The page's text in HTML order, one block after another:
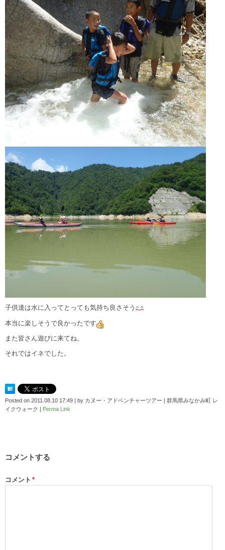
子供達は水に入ってとっても気持ち良さそう
本当に楽しそうで良かったです
また皆さん遊びに来てね。
それではイネでした。
Posted on 2011.08.10 17:49 by カヌー・アドベンチャーツアー | 群馬県みなかみ町 レ
イクウォーク
Perma Link
コメントする
コメント *